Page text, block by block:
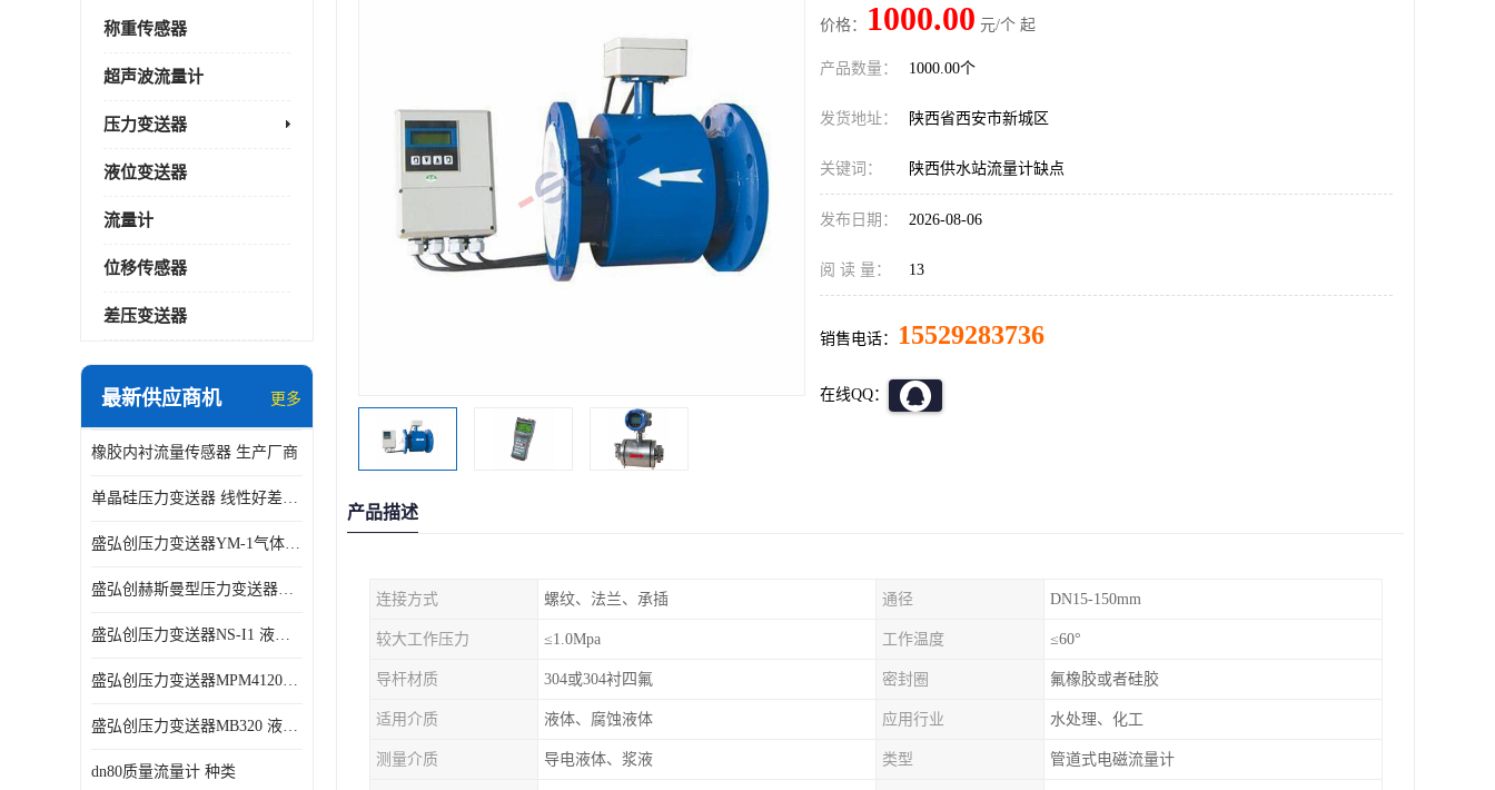
称重传感器
超声波流量计
压力变送器
液位变送器
流量计
位移传感器
差压变送器
最新供应商机 更多
橡胶内衬流量传感器 生产厂商
单晶硅压力变送器 线性好差压变送器
盛弘创压力变送器YM-1气体压力传感器负压计
盛弘创赫斯曼型压力变送器HG200 液体压力传感器负压计
盛弘创压力变送器NS-I1 液体压力传感器负压计
盛弘创压力变送器MPM4120C 液体压力传感器负压计
盛弘创压力变送器MB320 液体压力传感器负压计
dn80质量流量计 种类
价格： 1000.00 元/个 起
产品数量： 1000.00个
发货地址： 陕西省西安市新城区
关键词： 陕西供水站流量计缺点
发布日期： 2026-08-06
阅 读 量： 13
销售电话： 15529283736
在线QQ：
产品描述
连接方式 螺纹、法兰、承插 通径 DN15-150mm
较大工作压力 ≤1.0Mpa 工作温度 ≤60°
导杆材质 304或304衬四氟 密封圈 氟橡胶或者硅胶
适用介质 液体、腐蚀液体 应用行业 水处理、化工
测量介质 导电液体、浆液 类型 管道式电磁流量计